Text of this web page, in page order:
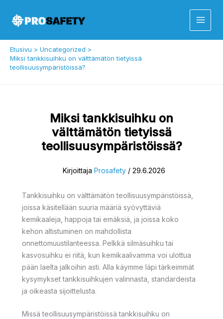
sisältöön
Etusivu
Uncategorized
Miksi tankkisuihku on välttämätön tietyissä
teollisuusympäristöissä?
Miksi tankkisuihku on
välttämätön tietyissä
teollisuusympäristöissä?
Kirjoittaja Prosafety / 29.6.2026
Tankkisuihku on välttämätön teollisuusympäristöissä,
joissa käsitellään suuria määriä syövyttäviä
kemikaaleja, happoja tai emäksiä, ja joissa koko
kehon altistuminen on mahdollista
onnettomuustilanteessa. Pelkkä silmäsuihku tai
kasvosuihku ei riitä, kun kemikaalivamma voi ulottua
pään laelta jalkoihin asti. Alla käymme läpi tärkeimmät
kysymykset tankkisuihkujen valinnasta, standardeista
ja oikeasta sijoittelusta.
Missä teollisuusympäristöissä tankkisuihku on